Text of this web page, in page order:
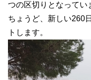
つの区切りとなってい
ちょうど、新しい260
トします。